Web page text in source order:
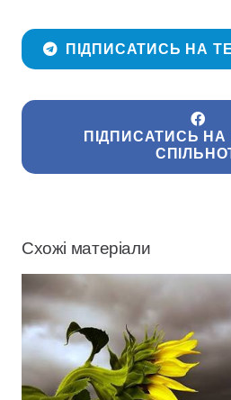
ПІДПИСАТИСЬ НА
ПІДПИСАТИСЬ НА
Схожі матеріали